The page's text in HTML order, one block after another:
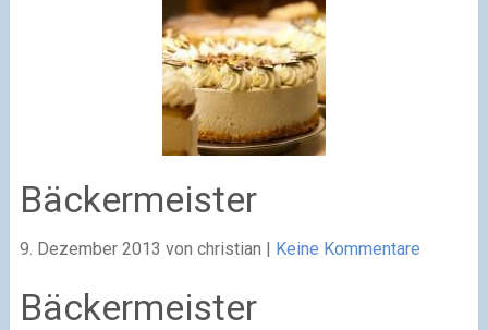
Bäckermeister
9. Dezember 2013 von christian | Keine Kommentare
Bäckermeister